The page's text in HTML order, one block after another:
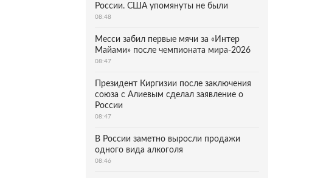
России. США упомянуты не были
08:48
Месси забил первые мячи за «Интер
Майами» после чемпионата мира-2026
08:47
Президент Киргизии после заключения
союза с Алиевым сделал заявление о
России
08:47
В России заметно выросли продажи
одного вида алкоголя
08:46